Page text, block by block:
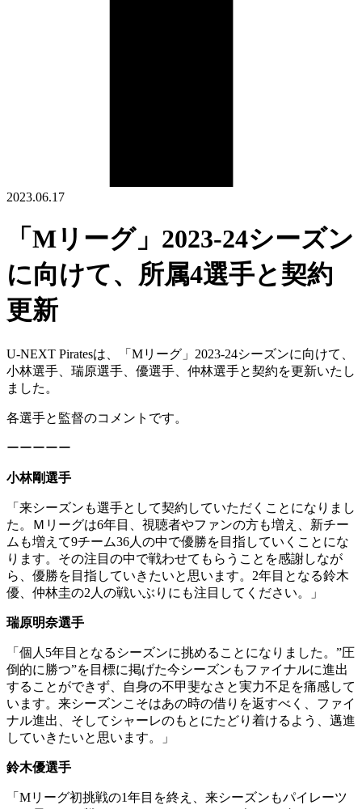
2023.06.17
「Mリーグ」2023‐24シーズン
に向けて、所属4選手と契約
更新
U-NEXT Piratesは、「Mリーグ」2023‐24シーズンに向けて、
小林選手、瑞原選手、優選手、仲林選手と契約を更新いたし
ました。
各選手と監督のコメントです。
ーーーーー
小林剛選手
「来シーズンも選手として契約していただくことになりまし
た。Ｍリーグは6年目、視聴者やファンの方も増え、新チー
ムも増えて9チーム36人の中で優勝を目指していくことにな
ります。その注目の中で戦わせてもらうことを感謝しなが
ら、優勝を目指していきたいと思います。2年目となる鈴木
優、仲林圭の2人の戦いぶりにも注目してください。」
瑞原明奈選手
「個人5年目となるシーズンに挑めることになりました。”圧
倒的に勝つ”を目標に掲げた今シーズンもファイナルに進出
することができず、自身の不甲斐なさと実力不足を痛感して
います。来シーズンこそはあの時の借りを返すべく、ファイ
ナル進出、そしてシャーレのもとにたどり着けるよう、邁進
していきたいと思います。」
鈴木優選手
「Mリーグ初挑戦の1年目を終え、来シーズンもパイレーツ